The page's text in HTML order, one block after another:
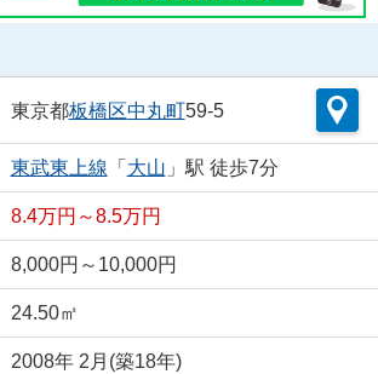
東京都板橋区中丸町59-5
東武東上線 「 大山 」駅 徒歩7分
8.4万円～8.5万円
8,000円～10,000円
24.50㎡
2008年 2月(築18年)